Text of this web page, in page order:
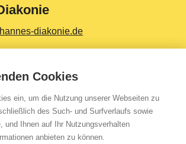
diakonie.de
0
Cookies
ein, um die Nutzung unserer Webseiten zu
des Such- und Surfverlaufs sowie
und Ihnen auf Ihr Nutzungsverhalten
anbieten zu können.